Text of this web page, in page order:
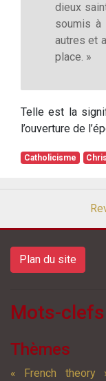
dieux
soumis à
autres et
place. »
Telle est la
l’ouverture de
Catholicisme
Plan du site
Mots-clefs
Thèmes
« French theory